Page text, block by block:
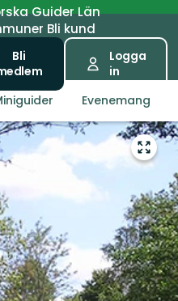
GuiderLän
Bli kund
Bli
Logga
in
Evenemang
Gå
till